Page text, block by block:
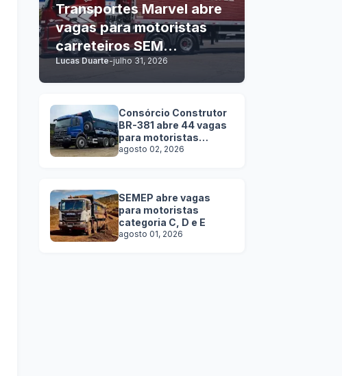
Transportes Marvel abre
vagas para motoristas
carreteiros SEM
EXPERIÊNCIA
Lucas Duarte-julho 31, 2026
Consórcio Construtor
BR-381 abre 44 vagas
para motoristas
categoria C, D e E
agosto 02, 2026
SEMEP abre vagas
para motoristas
categoria C, D e E
agosto 01, 2026